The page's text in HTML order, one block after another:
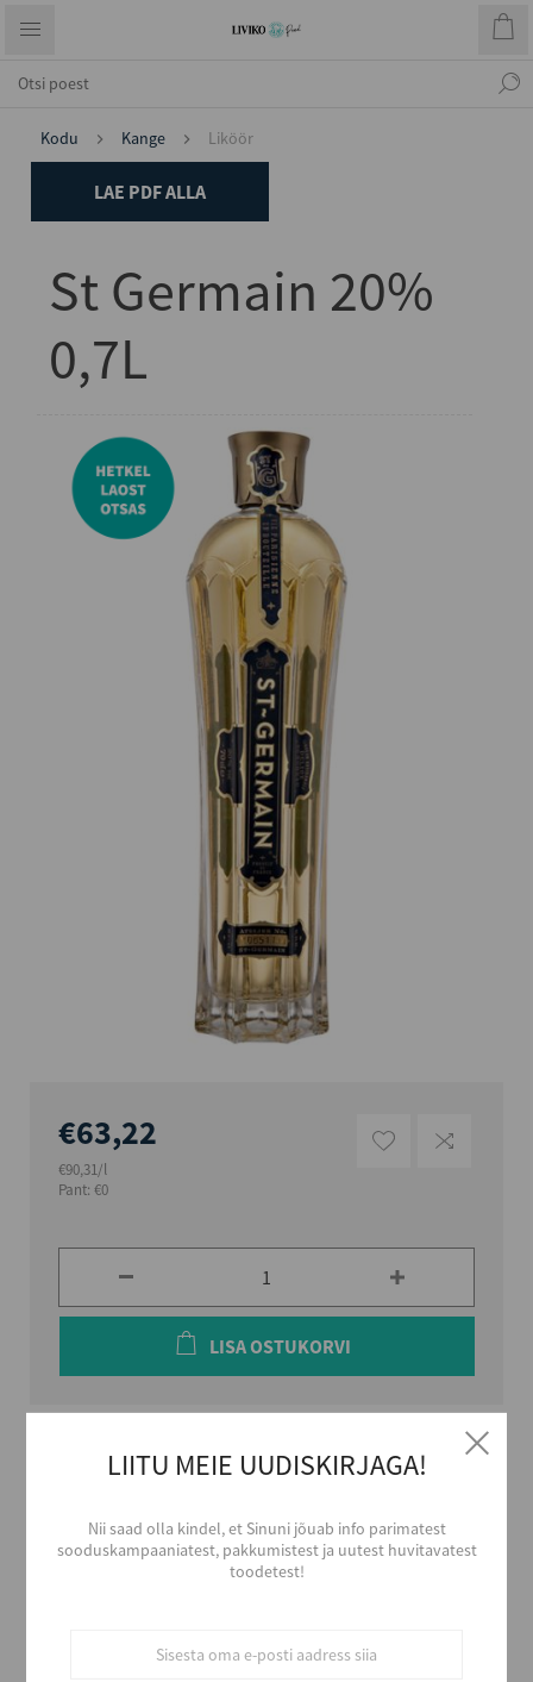
Kodu Kange Liköör
LAE PDF ALLA
St Germain 20%
0,7L
€63,22
€90,31/l
Pant: €0
LISA OSTUKORVI
St-Germain liköör on valmistatud värsketest käsitsi
salajasi prantsuse tehnikaid kasutades.
LIITU MEIE UUDISKIRJAGA!
Nii saad olla kindel, et Sinuni jõuab info parimatest
sooduskampaaniatest, pakkumistest ja uutest huvitavatest
toodetest!